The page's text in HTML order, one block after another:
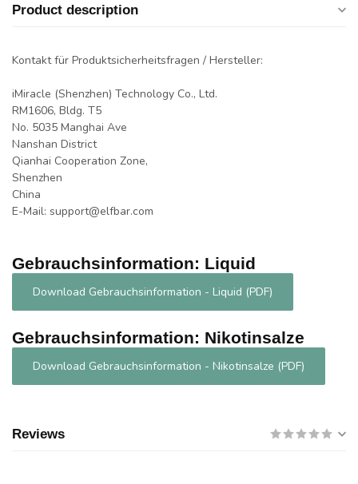
Product description
Kontakt für Produktsicherheitsfragen / Hersteller:
iMiracle (Shenzhen) Technology Co., Ltd.
RM1606, Bldg. T5
No. 5035 Manghai Ave
Nanshan District
Qianhai Cooperation Zone,
Shenzhen
China
E-Mail: support@elfbar.com
Gebrauchsinformation: Liquid
Download Gebrauchsinformation - Liquid (PDF)
Gebrauchsinformation: Nikotinsalze
Download Gebrauchsinformation - Nikotinsalze (PDF)
Reviews